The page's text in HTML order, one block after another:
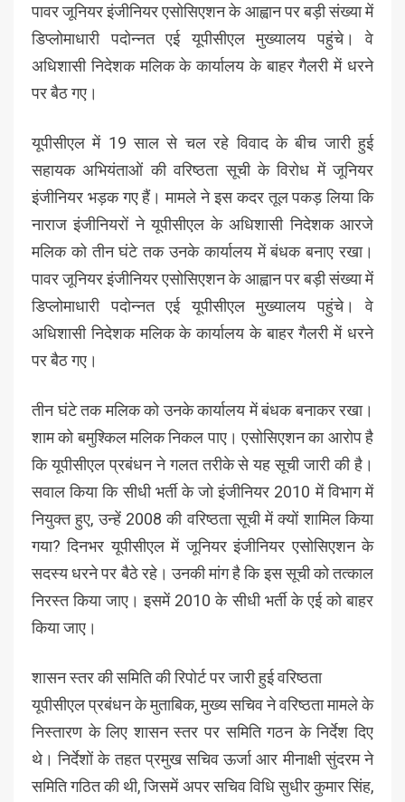
पावर जूनियर इंजीनियर एसोसिएशन के आह्वान पर बड़ी संख्या में
डिप्लोमाधारी पदोन्नत एई यूपीसीएल मुख्यालय पहुंचे। वे
अधिशासी निदेशक मलिक के कार्यालय के बाहर गैलरी में धरने
पर बैठ गए।
यूपीसीएल में 19 साल से चल रहे विवाद के बीच जारी हुई
सहायक अभियंताओं की वरिष्ठता सूची के विरोध में जूनियर
इंजीनियर भड़क गए हैं। मामले ने इस कदर तूल पकड़ लिया कि
नाराज इंजीनियरों ने यूपीसीएल के अधिशासी निदेशक आरजे
मलिक को तीन घंटे तक उनके कार्यालय में बंधक बनाए रखा।
पावर जूनियर इंजीनियर एसोसिएशन के आह्वान पर बड़ी संख्या में
डिप्लोमाधारी पदोन्नत एई यूपीसीएल मुख्यालय पहुंचे। वे
अधिशासी निदेशक मलिक के कार्यालय के बाहर गैलरी में धरने
पर बैठ गए।
तीन घंटे तक मलिक को उनके कार्यालय में बंधक बनाकर रखा।
शाम को बमुश्किल मलिक निकल पाए। एसोसिएशन का आरोप है
कि यूपीसीएल प्रबंधन ने गलत तरीके से यह सूची जारी की है।
सवाल किया कि सीधी भर्ती के जो इंजीनियर 2010 में विभाग में
नियुक्त हुए, उन्हें 2008 की वरिष्ठता सूची में क्यों शामिल किया
गया? दिनभर यूपीसीएल में जूनियर इंजीनियर एसोसिएशन के
सदस्य धरने पर बैठे रहे। उनकी मांग है कि इस सूची को तत्काल
निरस्त किया जाए। इसमें 2010 के सीधी भर्ती के एई को बाहर
किया जाए।
शासन स्तर की समिति की रिपोर्ट पर जारी हुई वरिष्ठता
यूपीसीएल प्रबंधन के मुताबिक, मुख्य सचिव ने वरिष्ठता मामले के
निस्तारण के लिए शासन स्तर पर समिति गठन के निर्देश दिए
थे। निर्देशों के तहत प्रमुख सचिव ऊर्जा आर मीनाक्षी सुंदरम ने
समिति गठित की थी, जिसमें अपर सचिव विधि सुधीर कुमार सिंह,